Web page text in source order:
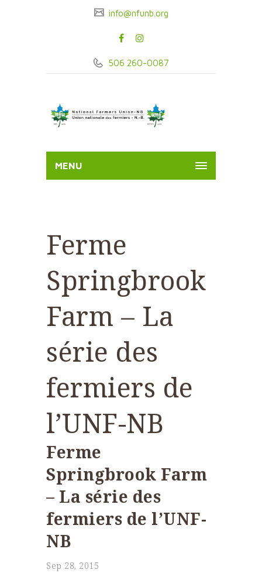
info@nfunb.org
506 260-0087
MENU
Ferme
Springbrook
Farm – La
série des
fermiers de
l’UNF-NB
Ferme
Springbrook Farm
– La série des
fermiers de l’UNF-
NB
Sep 28, 2015